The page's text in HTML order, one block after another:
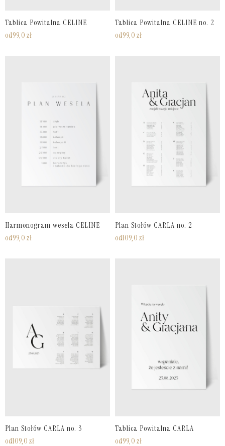
Tablica Powitalna CELINE
od99,0 zł
Tablica Powitalna CELINE no. 2
od99,0 zł
Harmonogram wesela CELINE
od99,0 zł
Plan Stołów CARLA no. 2
od109,0 zł
Plan Stołów CARLA no. 3
od109,0 zł
Tablica Powitalna CARLA
od99,0 zł